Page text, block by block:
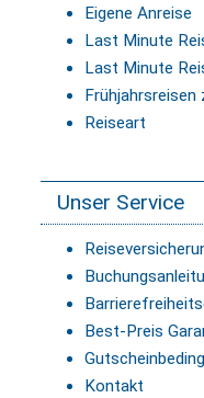
Eigene Anreise
Last Minute
Last Minute
Frühjahrsreisen
Reiseart
Unser Service
Best-Preis
Kontakt